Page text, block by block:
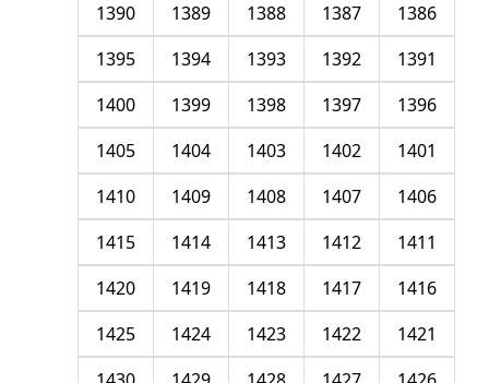
1386
1387
1388
1389
1390
1391
1392
1393
1394
1395
1396
1397
1398
1399
1400
1401
1402
1403
1404
1405
1406
1407
1408
1409
1410
1411
1412
1413
1414
1415
1416
1417
1418
1419
1420
1421
1422
1423
1424
1425